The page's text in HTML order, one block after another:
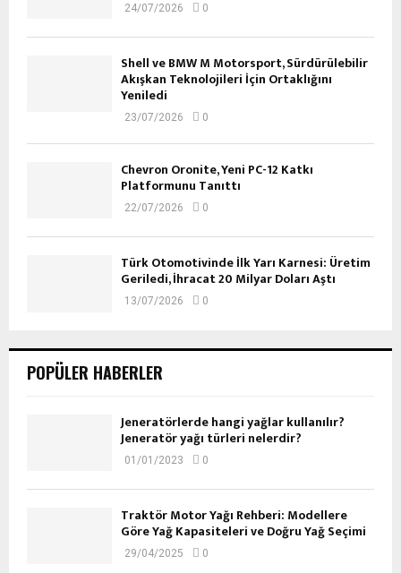
24/07/2026 0
Shell ve BMW M Motorsport, Sürdürülebilir
Akışkan Teknolojileri İçin Ortaklığını
Yeniledi
23/07/2026 0
Chevron Oronite, Yeni PC-12 Katkı
Platformunu Tanıttı
22/07/2026 0
Türk Otomotivinde İlk Yarı Karnesi: Üretim
Geriledi, İhracat 20 Milyar Doları Aştı
13/07/2026 0
POPÜLER HABERLER
Jeneratörlerde hangi yağlar kullanılır?
Jeneratör yağı türleri nelerdir?
01/01/2023 0
Traktör Motor Yağı Rehberi: Modellere
Göre Yağ Kapasiteleri ve Doğru Yağ Seçimi
29/04/2025 0